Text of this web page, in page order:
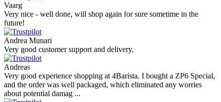
Vaarg
Very nice - well done, will shop again for sure sometime in the
future!
Andrea Munari
Very good customer support and delivery.
Andreas
Very good experience shopping at 4Barista. I bought a ZP6 Special,
and the order was well packaged, which eliminated any worries
about potential damag ...